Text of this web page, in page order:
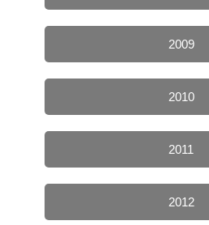
2009
2010
2011
2012